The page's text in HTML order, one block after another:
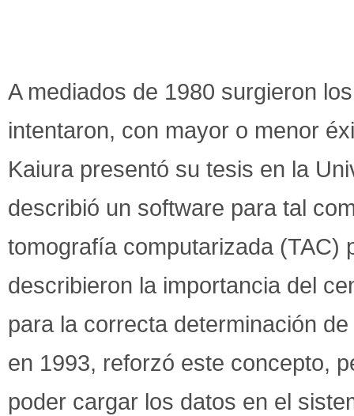
A mediados de 1980 surgieron
intentaron, con mayor o menor
Kaiura presentó su tesis en la
describió un software para tal
tomografía computarizada (TAC)
describieron la importancia del
para la correcta determinación
en 1993, reforzó este concepto,
poder cargar los datos en el